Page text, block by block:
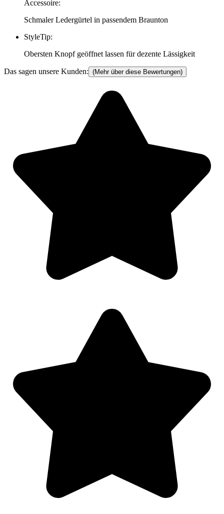
Accessoire:
Schmaler Ledergürtel in passendem Braunton
StyleTip:
Obersten Knopf geöffnet lassen für dezente Lässigkeit
Das sagen unsere Kunden: (Mehr über diese Bewertungen)